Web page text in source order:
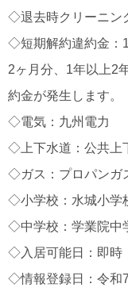
◇退去時クリーニン
◇短期解約違約金：
2ヶ月分、1年以上2
約金が発生します。
◇電気：九州電力
◇上下水道：公共上
◇ガス：プロパンガ
◇小学校：水城小学
◇中学校：学業院中
◇入居可能日：即時
◇情報登録日：令和